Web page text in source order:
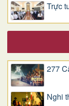
Trực
277
Nghi